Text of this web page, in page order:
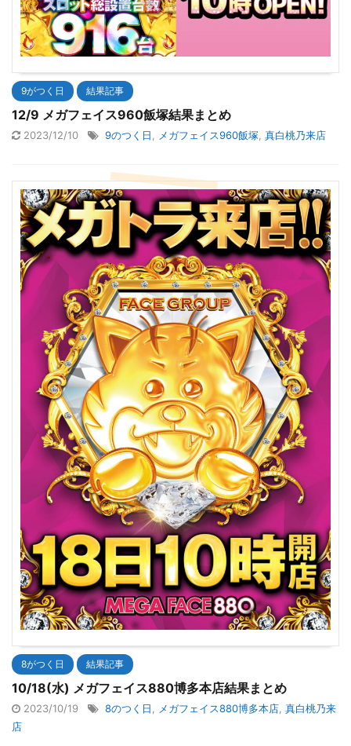
9がつく日 結果記事
12/9 メガフェイス960飯塚結果まとめ
2023/12/10 9のつく日, メガフェイス960飯塚, 真白桃乃来店
8がつく日 結果記事
10/18(水) メガフェイス880博多本店結果まとめ
2023/10/19 8のつく日, メガフェイス880博多本店, 真白桃乃来
店